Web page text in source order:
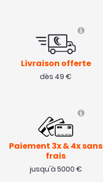
Livraison offerte
dès 49 €
Paiement 3x & 4x sans
frais
jusqu'à 5000 €